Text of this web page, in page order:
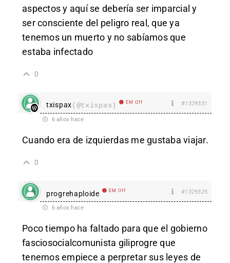
aspectos y aquí se debería ser imparcial y
ser consciente del peligro real, que ya
tenemos un muerto y no sabíamos que
estaba infectado
0
txispax(@txispas) EM Off #1329331
6 años hace
Cuando era de izquierdas me gustaba viajar.
0
progrehaploide EM Off #1329325
6 años hace
Poco tiempo ha faltado para que el gobierno
fasciosocialcomunista giliprogre que
tenemos empiece a perpretar sus leyes de